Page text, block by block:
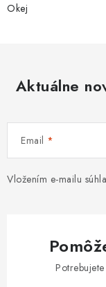
Okej
Aktuálne
Email
Vložením e-mailu